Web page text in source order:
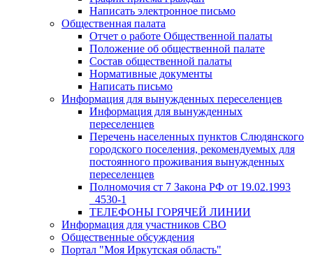
Написать электронное письмо
Общественная палата
Отчет о работе Общественной палаты
Положение об общественной палате
Состав общественной палаты
Нормативные документы
Написать письмо
Информация для вынужденных переселенцев
Информация для вынужденных
переселенцев
Перечень населенных пунктов Слюдянского
городского поселения, рекомендуемых для
постоянного проживания вынужденных
переселенцев
Полномочия ст 7 Закона РФ от 19.02.1993
_4530-1
ТЕЛЕФОНЫ ГОРЯЧЕЙ ЛИНИИ
Информация для участников СВО
Общественные обсуждения
Портал "Моя Иркутская область"